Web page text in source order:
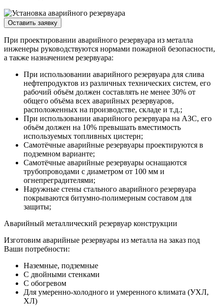
Оставить заявку
При проектировании аварийного резервуара из металла
инженеры руководствуются нормами пожарной безопасности,
а также назначением резервуара:
При использовании аварийного резервуара для слива
нефтепродуктов из различных технических систем, его
рабочий объём должен составлять не менее 30% от
общего объёма всех аварийных резервуаров,
расположенных на производстве, складе и т.д.;
При использовании аварийного резервуара на АЗС, его
объём должен на 10% превышать вместимость
используемых топливных цистерн;
Самотёчные аварийные резервуары проектируются в
подземном варианте;
Самотёчные аварийные резервуары оснащаются
трубопроводами с диаметром от 100 мм и
огнепреградителями;
Наружные стены стального аварийного резервуара
покрываются битумно-полимерным составом для
защиты;
Аварийный металлический резервуар конструкции
Изготовим аварийные резервуары из металла на заказ под
Ваши потребности:
Наземные, подземные
С двойными стенками
С обогревом
Для умеренно-холодного и умеренного климата (УХЛ,
ХЛ)